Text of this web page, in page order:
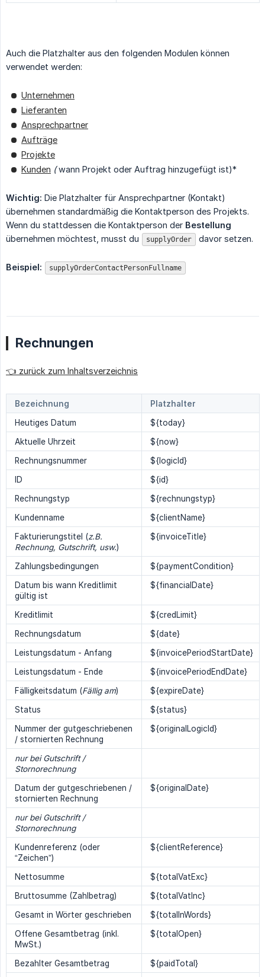
Auch die Platzhalter aus den folgenden Modulen können
verwendet werden:
Unternehmen
Lieferanten
Ansprechpartner
Aufträge
Projekte
Kunden (wann Projekt oder Auftrag hinzugefügt ist)*
Wichtig: Die Platzhalter für Ansprechpartner (Kontakt)
übernehmen standardmäßig die Kontaktperson des Projekts.
Wenn du stattdessen die Kontaktperson der Bestellung
übernehmen möchtest, musst du
supplyOrder davor setzen.
Beispiel: supplyOrderContactPersonFullname
Rechnungen
👈 zurück zum Inhaltsverzeichnis
Bezeichnung
Platzhalter
Heutiges Datum
${today}
Aktuelle Uhrzeit
${now}
Rechnungsnummer
${logicId}
ID
${id}
Rechnungstyp
${rechnungstyp}
Kundenname
${clientName}
Fakturierungstitel (z.B.
Rechnung, Gutschrift, usw.)
${invoiceTitle}
Zahlungsbedingungen
${paymentCondition}
Datum bis wann Kreditlimit
gültig ist
${financialDate}
Kreditlimit
${credLimit}
Rechnungsdatum
${date}
Leistungsdatum - Anfang
${invoicePeriodStartDate}
Leistungsdatum - Ende
${invoicePeriodEndDate}
Fälligkeitsdatum (Fällig am)
${expireDate}
Status
${status}
Nummer der gutgeschriebenen
/ stornierten Rechnung
${originalLogicId}
nur bei Gutschrift /
Stornorechnung
Datum der gutgeschriebenen /
stornierten Rechnung
${originalDate}
nur bei Gutschrift /
Stornorechnung
Kundenreferenz (oder
“Zeichen”)
${clientReference}
Nettosumme
${totalVatExc}
Bruttosumme (Zahlbetrag)
${totalVatInc}
Gesamt in Wörter geschrieben
${totalInWords}
Offene Gesamtbetrag (inkl.
MwSt.)
${totalOpen}
Bezahlter Gesamtbetrag
${paidTotal}